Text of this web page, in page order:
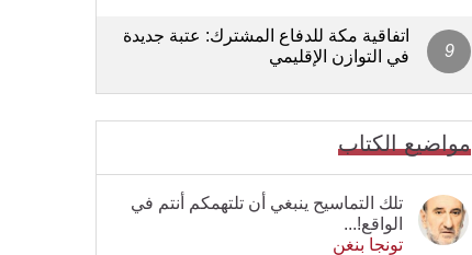
اتفاقية مكة للدفاع المشترك: عتبة جديدة
في التوازن الإقليمي
مواضيع الكتاب
تلك التماسيح ينبغي أن تلتهمكم أنتم في
الواقع!...
تونجا بنغن